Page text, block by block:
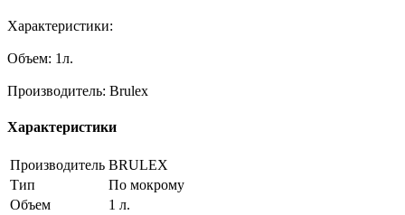
Характеристики:
Объем: 1л.
Производитель: Brulex
Характеристики
Производитель BRULEX
Тип
По мокрому
Объем
1 л.